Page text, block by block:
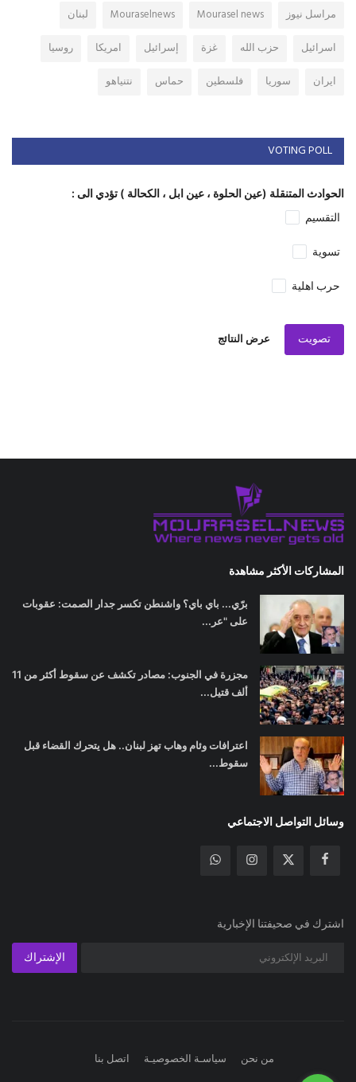
مراسل نيوز Mourasel news
Mouraselnews
لبنان
اسرائيل
حزب الله غزة إسرائيل امريكا
روسيا
ايران
سوريا فلسطين حماس نتنياهو
VOTING POLL
الحوادث المتنقلة (عين الحلوة ، عين ابل ، الكحالة ) تؤدي الى :
التقسيم
تسوية
حرب اهلية
تصويت عرض النتائج
المشاركات الأكثر مشاهدة
برّي... باي باي؟ واشنطن تكسر جدار الصمت: عقوبات
على "عر...
مجزرة في الجنوب: مصادر تكشف عن سقوط أكثر من 11
ألف قتيل...
اعترافات وئام وهاب تهز لبنان.. هل يتحرك القضاء قبل
سقوط...
وسائل التواصل الاجتماعي
اشترك في صحيفتنا الإخبارية
الإشتراك
من نحن سياسـة الخصوصيـة اتصل بنا